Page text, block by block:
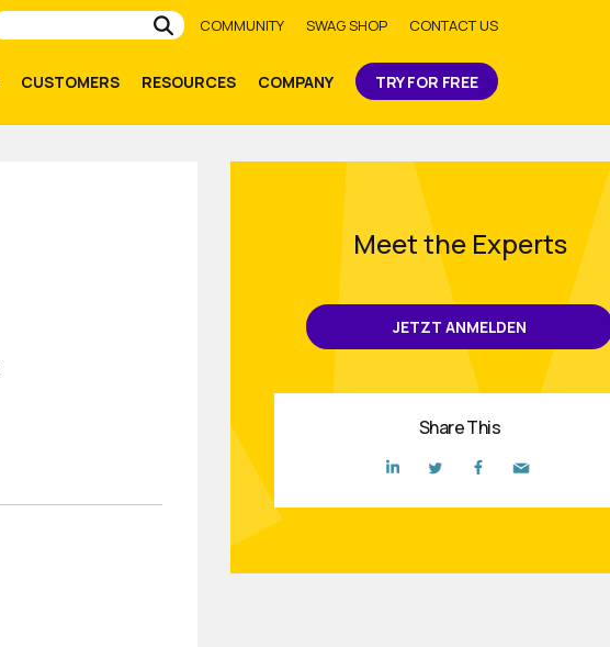
Submit
COMMUNITY SWAG SHOP CONTACT US
CUSTOMERS RESOURCES COMPANY TRY FOR FREE
Meet the Experts
JETZT ANMELDEN
Share This